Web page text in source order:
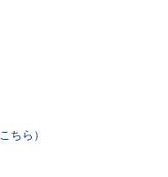
ちら ）